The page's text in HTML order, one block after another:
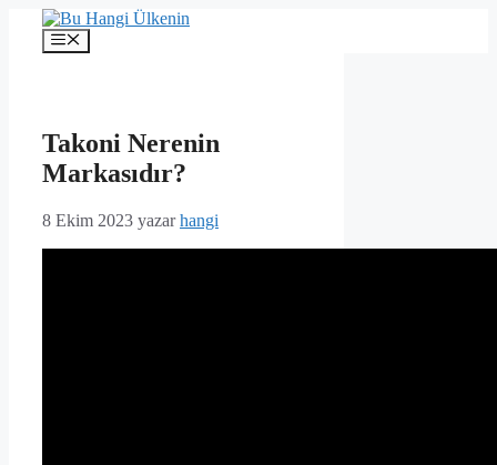
İçeriğe
Menü
Takoni Nerenin
Markasıdır?
8 Ekim 2023 yazarhangi